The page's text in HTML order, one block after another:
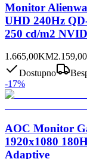
Monitor
UHD 240Hz
250 cd/m2
1.665,00KM2.159,00
Dostupno
-17%
AOC Monitor
1920x1080
Adaptive